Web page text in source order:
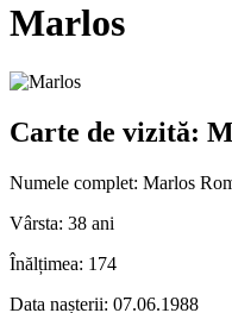
Marlos
Carte de vizită:
Numele complet: Marlos
Vârsta: 38 ani
Înălțimea: 174
Data nașterii: 07.06.1988